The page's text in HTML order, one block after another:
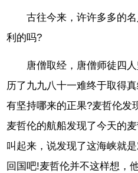
古往今来，许许多多的
利的吗?
唐僧取经，唐僧师徒四
历了九九八十一难终于取得
有坚持哪来的正果?麦哲伦发
麦哲伦的航船发现了今天的
叫起来，说发现了这海峡就
回国吧!麦哲伦并不这样想，